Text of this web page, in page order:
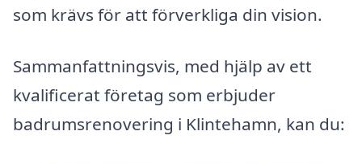
som krävs för att förverkliga din vision.
Sammanfattningsvis, med hjälp av ett
kvalificerat företag som erbjuder
badrumsrenovering i Klintehamn, kan du: